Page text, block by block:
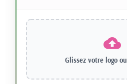
Glissez votre logo ou